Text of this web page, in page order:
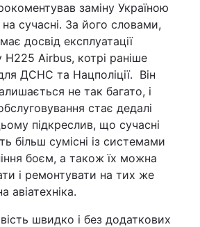
заміну Україною
сучасні. За його словами,
досвід експлуатації
H225 Airbus, котрі раніше
ДСНС та Нацполіції. Він
не так багато, і
стає дедалі
підкреслив, що сучасні
більш сумісні із системами
боєм, а також їх можна
і ремонтувати на тих же
авіатехніка.
швидко і без додаткових